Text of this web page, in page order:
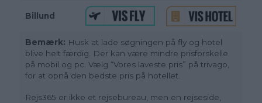
Billund
Bemærk: Husk at lade søgningen på fly og hotel
blive helt færdig. Der kan være mindre prisforskelle
på mobil og pc. Vælg “Vores laveste pris” på trivago,
for at opnå den bedste pris på hotellet.
Rejs365 er ikke et rejsebureau, men en rejseside,